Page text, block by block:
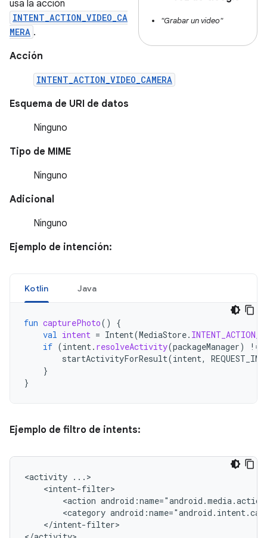
"Grabar un video"
usa la acción
INTENT_ACTION_VIDEO_CA
MERA .
Acción
INTENT_ACTION_VIDEO_CAMERA
Esquema de URI de datos
Ninguno
Tipo de MIME
Ninguno
Adicional
Ninguno
Ejemplo de intención:
Kotlin Java
fun capturePhoto()
{
val intent = Intent(MediaStore.
if (intent. resolveActivity(packageManager) !=
startActivityForResult(intent,
}
}
Ejemplo de filtro de intents:
<activity
<action
<category
</intent-filter>